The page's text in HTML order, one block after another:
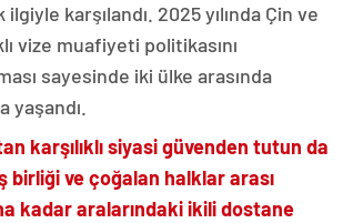
karşılandı. 2025 yılında Çin ve
vize muafiyeti politikasını
sayesinde iki ülke arasında
karşılıklı siyasi güvenden tutun da
birliği ve çoğalan halklar arası
kadar aralarındaki ikili dostane